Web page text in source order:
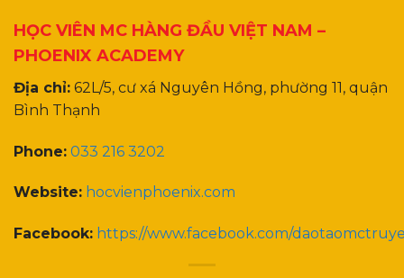
HỌC VIÊN MC HÀNG ĐẦU VIỆT NAM –
PHOENIX ACADEMY
Địa chỉ: 62L/5, cư xá Nguyên Hồng, phường 11, quận
Bình Thạnh
Phone: 033 216 3202
Website: hocvienphoenix.com
Facebook: https://www.facebook.com/